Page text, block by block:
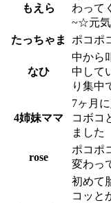
もえら
わって
~☆元気
たっちゃま
ポコポ
なひ
中から
中して
り集中
4姉妹ママ
7ヶ月
コボコ
ました
rose
ポコポ
変わっ
初めて
コッと